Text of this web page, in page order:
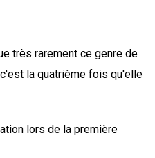
très rarement ce genre de
la quatrième fois qu'elle
lors de la première